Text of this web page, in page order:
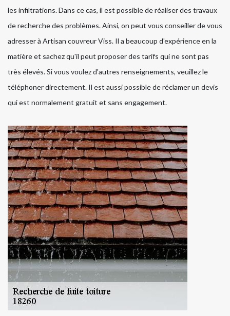
les infiltrations. Dans ce cas, il est possible de réaliser des travaux
de recherche des problèmes. Ainsi, on peut vous conseiller de vous
adresser à Artisan couvreur Viss. Il a beaucoup d'expérience en la
matière et sachez qu'il peut proposer des tarifs qui ne sont pas
très élevés. Si vous voulez d'autres renseignements, veuillez le
téléphoner directement. Il est aussi possible de réclamer un devis
qui est normalement gratuit et sans engagement.